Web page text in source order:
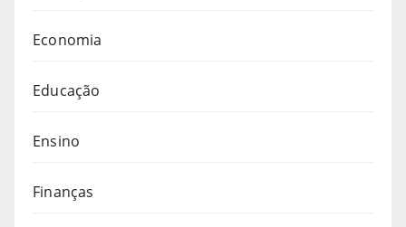
Economia
Educação
Ensino
Finanças